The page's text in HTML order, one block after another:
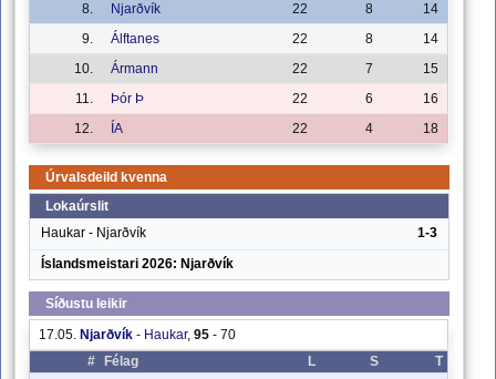
8.
Njarðvík 22 8
14
9.
Álftanes 22 8
14
10.
Ármann 22 7
15
11.
Þór Þ 22 6
16
12.
ÍA 22 4 18
Úrvalsdeild kvenna
Lokaúrslit
Haukar - Njarðvík
1-3
Íslandsmeistari 2026: Njarðvík
Síðustu leikir
17.05. Njarðvík - Haukar, 95 - 70
#
Félag L S
T